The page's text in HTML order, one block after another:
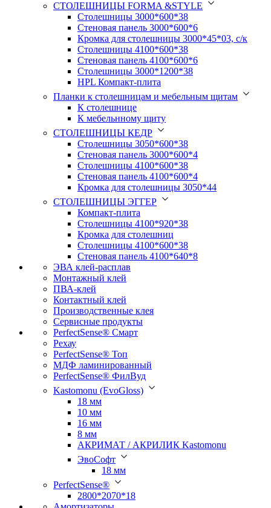
СТОЛЕШНИЦЫ FORMA &STYLE
Столешницы 3000*600*38
Стеновая панель 3000*600*6
Кромка для столешницы 3000*45*03, с/к
Столешницы 4100*600*38
Стеновая панель 4100*600*6
Столешницы 3000*1200*38
HPL Компакт-плита
Планки к столешницам и мебельным щитам
К столешнице
К мебельнному щиту
СТОЛЕШНИЦЫ КЕДР
Столешницы 3050*600*38
Стеновая панель 3000*600*4
Столешницы 4100*600*38
Стеновая панель 4100*600*4
Кромка для столешницы 3050*44
СТОЛЕШНИЦЫ ЭГГЕР
Компакт-плита
Столешницы 4100*920*38
Кромка для столешниц
Столешницы 4100*600*38
Стеновая панель 4100*640*8
ЭВА клей-расплав
Монтажный клей
ПВА-клей
Контактный клей
Производственные клея
Сервисные продукты
PerfectSense® Смарт
Рехау
PerfectSense® Топ
МДФ ламинированный
PerfectSense® ФилВуд
Kastomonu (EvoGloss)
18 мм
10 мм
16 мм
8 мм
АКРИМАТ / АКРИЛИК Kastomonu
ЭвоСофт
18 мм
PerfectSense®
2800*2070*18